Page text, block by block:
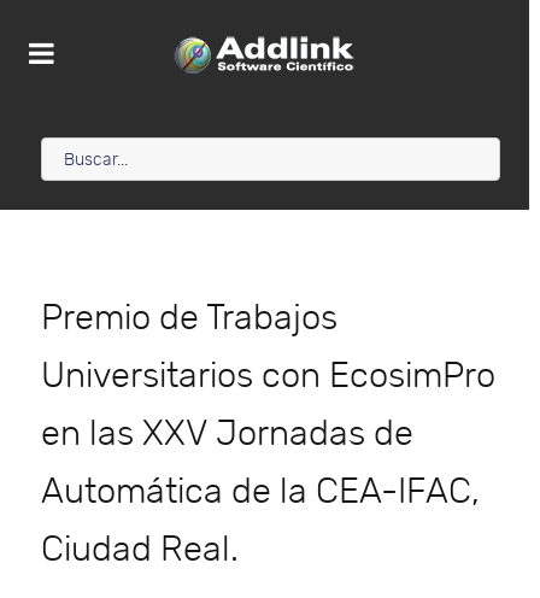
Premio de Trabajos
Universitarios con EcosimPro
en las XXV Jornadas de
Automática de la CEA-IFAC,
Ciudad Real.